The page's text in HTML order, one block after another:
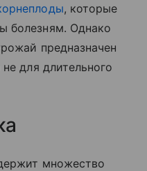
, которые
болезням. Однако
предназначен
для длительного
множество